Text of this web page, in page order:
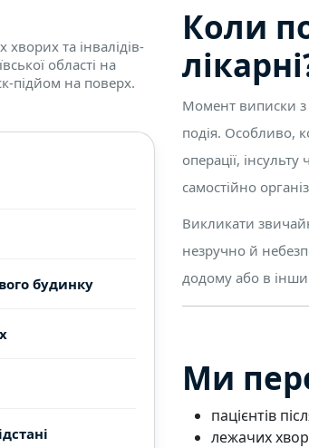
та інвалідів-
області на
підйом на поверх.
будинку
Коли
Момент виписки з
подія. Особливо,
операції,
самостійно
Викликати
незручно й
додому або в
Ми
пацієнтів
лежачих